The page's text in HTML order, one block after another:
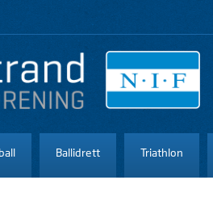
Ballidrett Triathlon